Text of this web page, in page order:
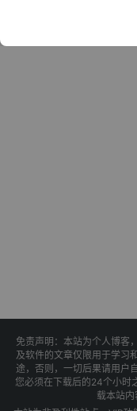
免责声明：本站为个人博客
及软件的文章仅限用于学习
途，否则，一切后果请用户
您必须在下载后的24个小时
载本站内